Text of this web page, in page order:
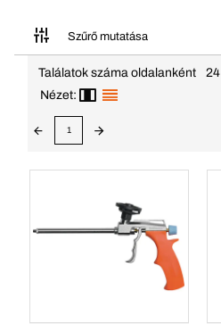
Szűrő mutatása
Találatok száma oldalanként
24
Nézet:
1